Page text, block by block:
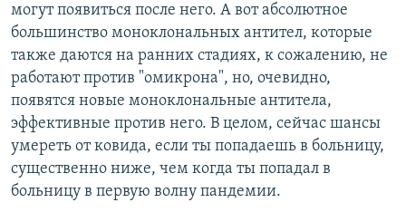
могут появиться после него. А вот абсолютное
большинство моноклональных антител, которые
также даются на ранних стадиях, к сожалению, не
работают против "омикрона", но, очевидно,
появятся новые моноклональные антитела,
эффективные против него. В целом, сейчас шансы
умереть от ковида, если ты попадаешь в больницу,
существенно ниже, чем когда ты попадал в
больницу в первую волну пандемии.